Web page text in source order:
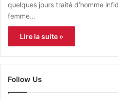
quelques jours traité d’homme
femme…
Lire la suite »
Follow Us